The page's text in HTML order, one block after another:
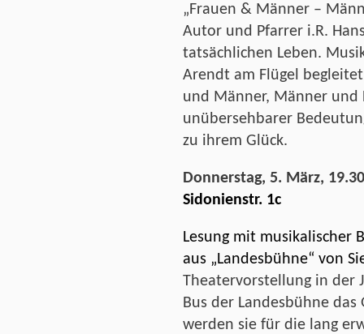
„ Frauen & Männer –
Autor und Pfarrer i.R.
tatsächlichen Leben.
Arendt am Flügel
und Männer, Männer
unübersehbarer
zu ihrem Glück.
Donnerstag, 5. März,
Sidonienstr. 1c
Lesung mit musikalischer
aus „Landesbühne“ von
Theatervorstellung in der
Bus der Landesbühne
werden sie für die lang